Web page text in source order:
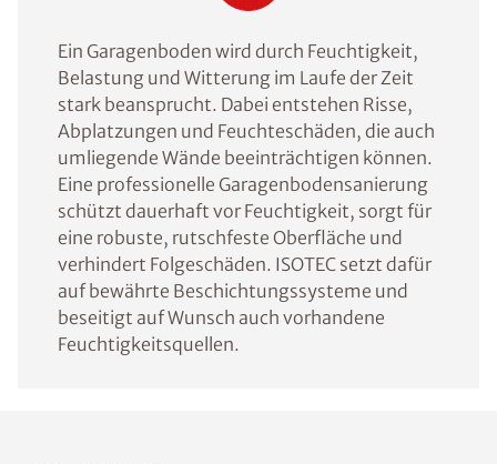
Ein Garagenboden wird durch Feuchtigkeit,
Belastung und Witterung im Laufe der Zeit
stark beansprucht. Dabei entstehen Risse,
Abplatzungen und Feuchteschäden, die auch
umliegende Wände beeinträchtigen können.
Eine professionelle Garagenbodensanierung
schützt dauerhaft vor Feuchtigkeit, sorgt für
eine robuste, rutschfeste Oberfläche und
verhindert Folgeschäden. ISOTEC setzt dafür
auf bewährte Beschichtungssysteme und
beseitigt auf Wunsch auch vorhandene
Feuchtigkeitsquellen.